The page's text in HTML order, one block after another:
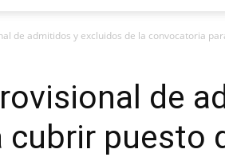
de admitidos y excluidos de la convocatoria
de
puesto